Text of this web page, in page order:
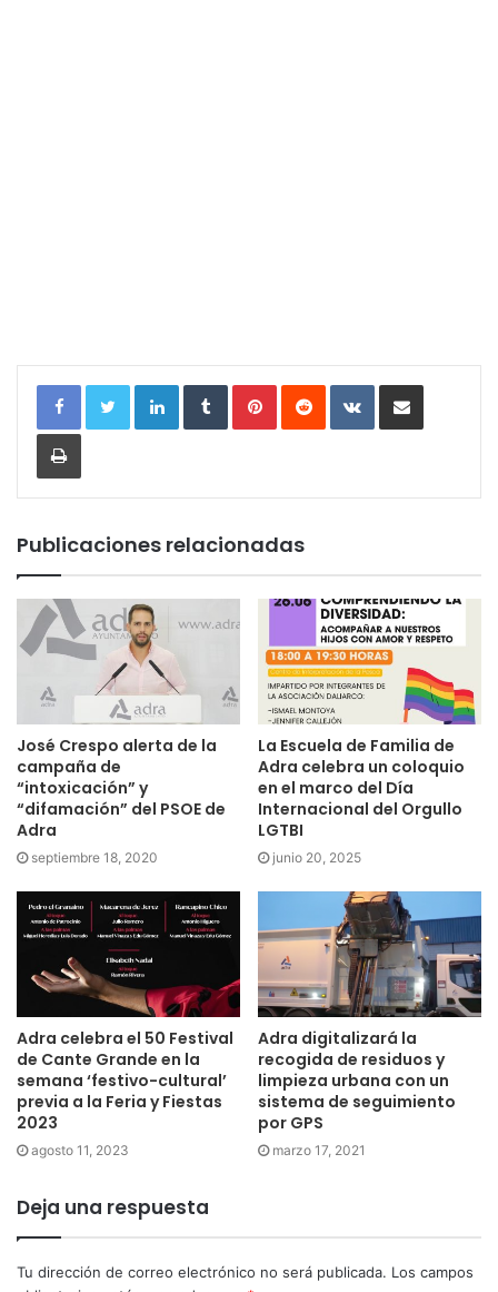
LinkedInTumblrPinterestReddit VKontakteCompartir por correo
Imprimir
Publicaciones relacionadas
José Crespo alerta de la
campaña de
“intoxicación” y
“difamación” del PSOE de
Adra
septiembre 18, 2020
La Escuela de Familia de
Adra celebra un coloquio
en el marco del Día
Internacional del Orgullo
LGTBI
junio 20, 2025
Adra celebra el 50 Festival
de Cante Grande en la
semana ‘festivo-cultural’
previa a la Feria y Fiestas
2023
agosto 11, 2023
Adra digitalizará la
recogida de residuos y
limpieza urbana con un
sistema de seguimiento
por GPS
marzo 17, 2021
Deja una respuesta
Tu dirección de correo electrónico no será publicada. Los campos